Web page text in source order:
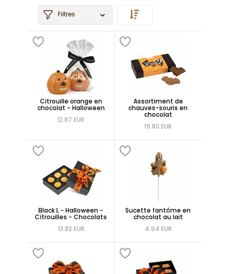
Filtres
Citrouille orange en
chocolat - Halloween
12.87 EUR
Assortiment de
chauves-souris en
chocolat
19.80 EUR
Black L - Halloween -
Citrouilles - Chocolats
13.82 EUR
Sucette fantôme en
chocolat au lait
4.94 EUR